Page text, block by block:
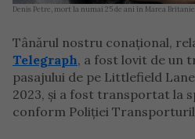
Denis Petre, mort la numai 25 de ani în Marea
Tânărul nostru conațional,
Telegraph, a fost lovit de un
pasajului de pe Littlefield
2023, și a fost transportat la
conform Poliției